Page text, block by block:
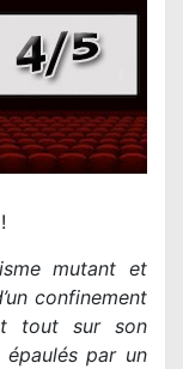
mutant et
confinement
tout sur son
épaulés par un